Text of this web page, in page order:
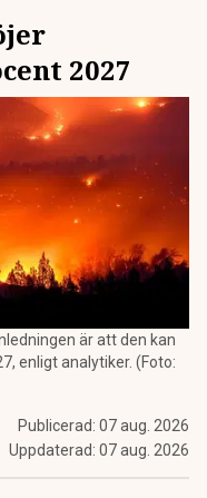
2027
är att den kan
enligt analytiker. (Foto:
Publicerad: 07 aug. 2026
Uppdaterad: 07 aug. 2026